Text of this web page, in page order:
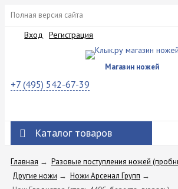
Полная версия сайта
Вход Регистрация
Магазин ножей
+7 (495) 542-67-39
Каталог товаров
Главная → Разовые поступления ножей
Другие ножи → Ножи Арсенал Групп →